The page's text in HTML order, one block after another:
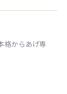
格からあげ専